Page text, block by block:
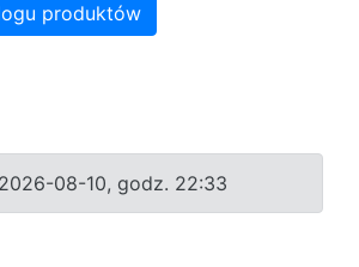
produktów
2026-08-10, godz. 22:33